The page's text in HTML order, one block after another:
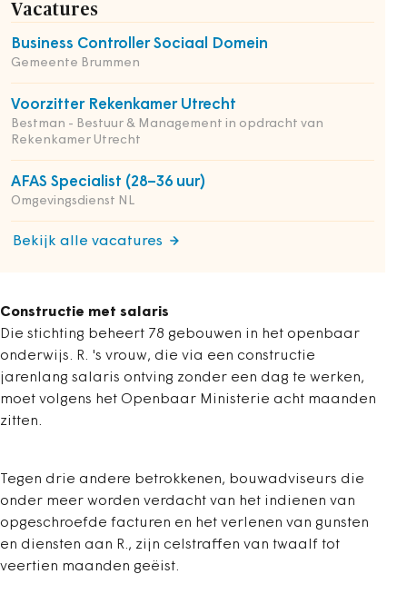
Vacatures
Business Controller Sociaal Domein
Gemeente Brummen
Voorzitter Rekenkamer Utrecht
Bestman - Bestuur & Management in opdracht van
Rekenkamer Utrecht
AFAS Specialist (28–36 uur)
Omgevingsdienst NL
Bekijk alle vacatures
Constructie met salaris
Die stichting beheert 78 gebouwen in het openbaar
onderwijs. R. 's vrouw, die via een constructie
jarenlang salaris ontving zonder een dag te werken,
moet volgens het Openbaar Ministerie acht maanden
zitten.
Tegen drie andere betrokkenen, bouwadviseurs die
onder meer worden verdacht van het indienen van
opgeschroefde facturen en het verlenen van gunsten
en diensten aan R., zijn celstraffen van twaalf tot
veertien maanden geëist.